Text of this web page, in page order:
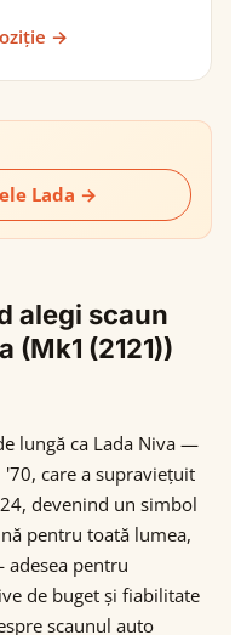
→
Lada →
alegi scaun
(Mk1 (2121))
lungă ca Lada Niva —
care a supraviețuit
devenind un simbol
pentru toată lumea,
pentru
de buget și fiabilitate
scaunul auto